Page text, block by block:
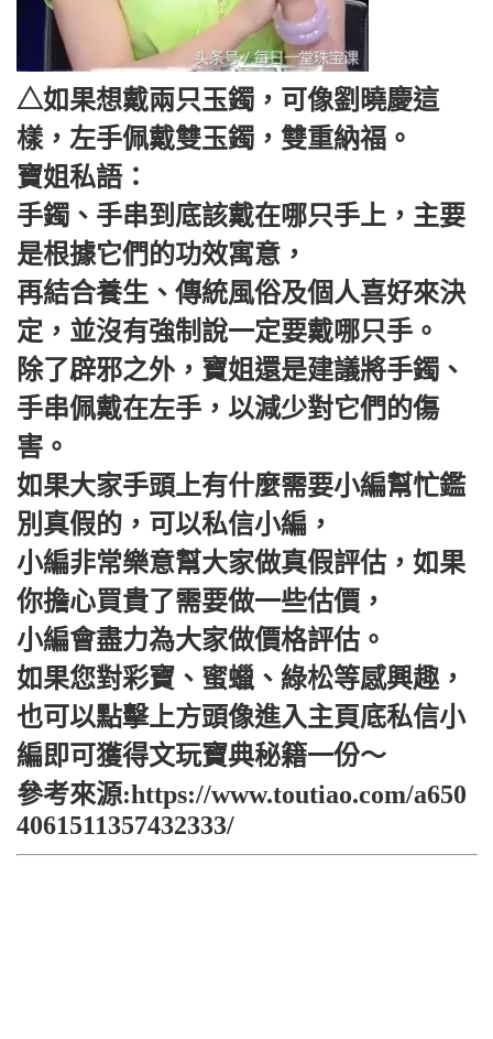
△如果想戴兩只玉鐲，可像劉曉慶這
樣，左手佩戴雙玉鐲，雙重納福。
寶姐私語：
手鐲、手串到底該戴在哪只手上，主要
是根據它們的功效寓意，
再結合養生、傳統風俗及個人喜好來決
定，並沒有強制說一定要戴哪只手。
除了辟邪之外，寶姐還是建議將手鐲、
手串佩戴在左手，以減少對它們的傷
害。
如果大家手頭上有什麼需要小編幫忙鑑
別真假的，可以私信小編，
小編非常樂意幫大家做真假評估，如果
你擔心買貴了需要做一些估價，
小編會盡力為大家做價格評估。
如果您對彩寶、蜜蠟、綠松等感興趣，
也可以點擊上方頭像進入主頁底私信小
編即可獲得文玩寶典秘籍一份～
參考來源:https://www.toutiao.com/a650
4061511357432333/